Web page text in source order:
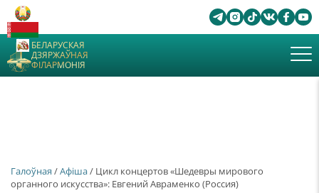
БЕЛАРУСКАЯ
ДЗЯРЖАЎНАЯ
ФІЛАРМОНІЯ
Галоўная /Афiша/ Цикл концертов «Шедевры мирового
органного искусства»: Евгений Авраменко (Россия)